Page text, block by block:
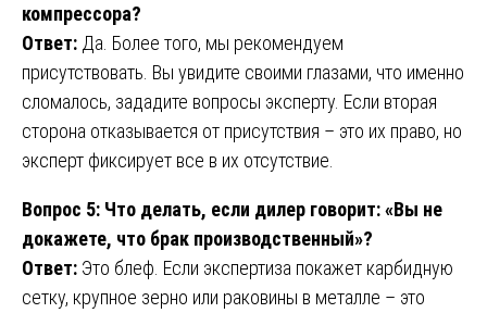
компрессора?
Ответ: Да. Более того, мы рекомендуем
присутствовать. Вы увидите своими глазами, что именно
сломалось, зададите вопросы эксперту. Если вторая
сторона отказывается от присутствия – это их право, но
эксперт фиксирует все в их отсутствие.
Вопрос 5: Что делать, если дилер говорит: «Вы не
докажете, что брак производственный»?
Ответ: Это блеф. Если экспертиза покажет карбидную
сетку, крупное зерно или раковины в металле – это